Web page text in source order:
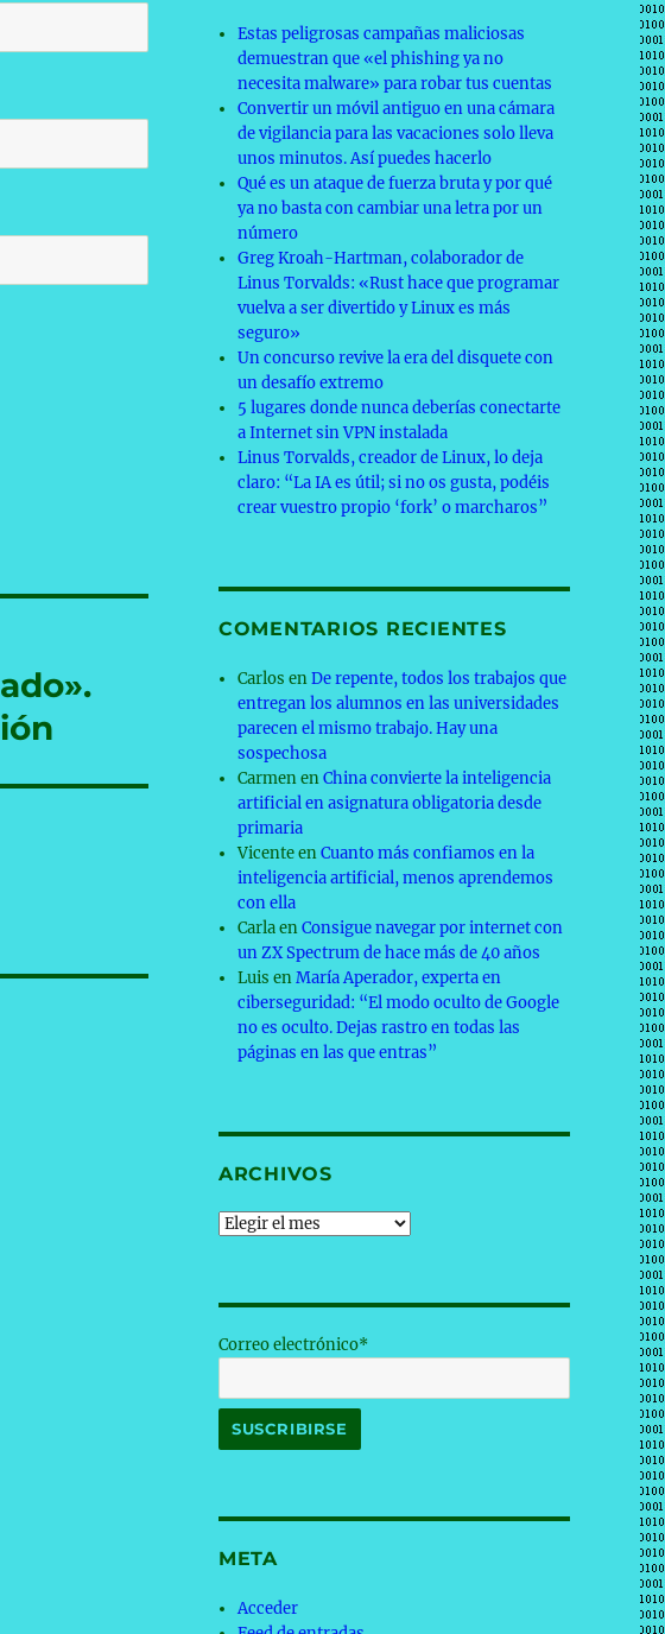
Estas peligrosas campañas maliciosas
demuestran que «el phishing ya no
necesita malware» para robar tus cuentas
Convertir un móvil antiguo en una cámara
de vigilancia para las vacaciones solo lleva
unos minutos. Así puedes hacerlo
Qué es un ataque de fuerza bruta y por qué
ya no basta con cambiar una letra por un
número
Greg Kroah-Hartman, colaborador de
Linus Torvalds: «Rust hace que programar
vuelva a ser divertido y Linux es más
seguro»
Un concurso revive la era del disquete con
un desafío extremo
5 lugares donde nunca deberías conectarte
a Internet sin VPN instalada
Linus Torvalds, creador de Linux, lo deja
claro: “La IA es útil; si no os gusta, podéis
crear vuestro propio ‘fork’ o marcharos”
COMENTARIOS RECIENTES
Carlos enDe repente, todos los trabajos que
entregan los alumnos en las universidades
parecen el mismo trabajo. Hay una
sospechosa
CarmenenChina convierte la inteligencia
artificial en asignatura obligatoria desde
primaria
VicenteenCuanto más confiamos en la
inteligencia artificial, menos aprendemos
con ella
CarlaenConsigue navegar por internet con
un ZX Spectrum de hace más de 40 años
Luis enMaría Aperador, experta en
ciberseguridad: “El modo oculto de Google
no es oculto. Dejas rastro en todas las
páginas en las que entras”
ARCHIVOS
Archivos
Correo electrónico*
META
Acceder